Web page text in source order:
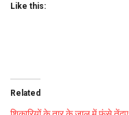
Like this:
Related